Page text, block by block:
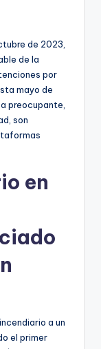
de 2023,
de la
por
mayo de
preocupante,
son
en
a un
el primer